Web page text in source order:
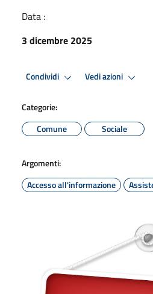
Data :
3 dicembre 2025
Condividi Vedi azioni
Categorie:
Comune
Sociale
Argomenti:
Accesso all'informazione